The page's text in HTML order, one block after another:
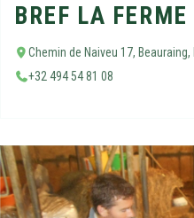
BREF LA
Chemin de Naiveu 17, Beauraing,
+32 494 54 81 08